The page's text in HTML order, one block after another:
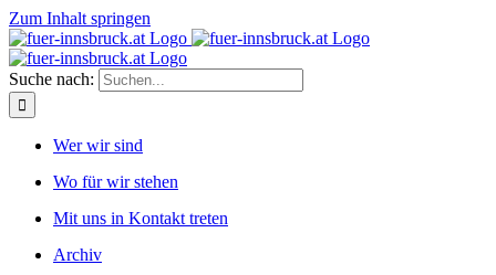
Zum Inhalt springen
Suche nach:
Wer wir sind
Wo für wir stehen
Mit uns in Kontakt treten
Archiv